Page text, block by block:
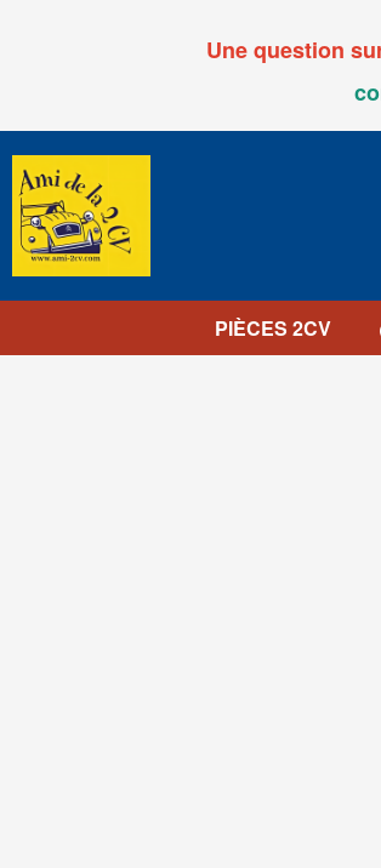
Une question
PIÈCES 2CV